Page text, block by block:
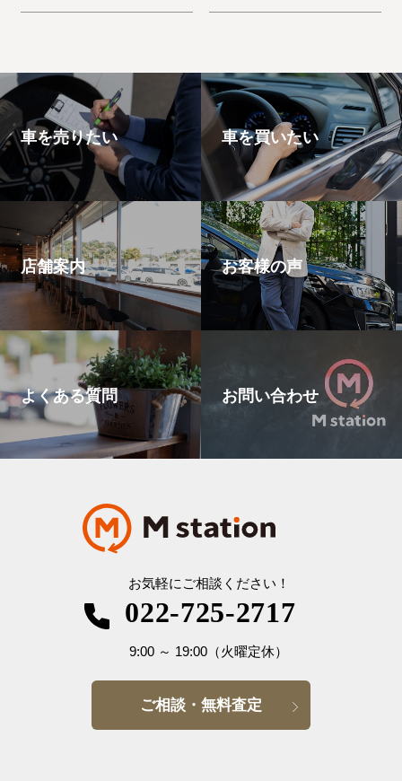
た。デリカD:5
た。ノートe-Power
車を売りたい 車を買いたい
店舗案内 お客様の声
よくある質問 お問い合わせ
お気軽にご相談ください！
022-725-2717
9:00～ 19:00（火曜定休）
ご相談・無料査定